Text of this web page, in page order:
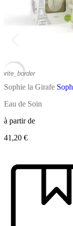
Sophie la Girafe
Eau de Soin
à partir de
41,20 €